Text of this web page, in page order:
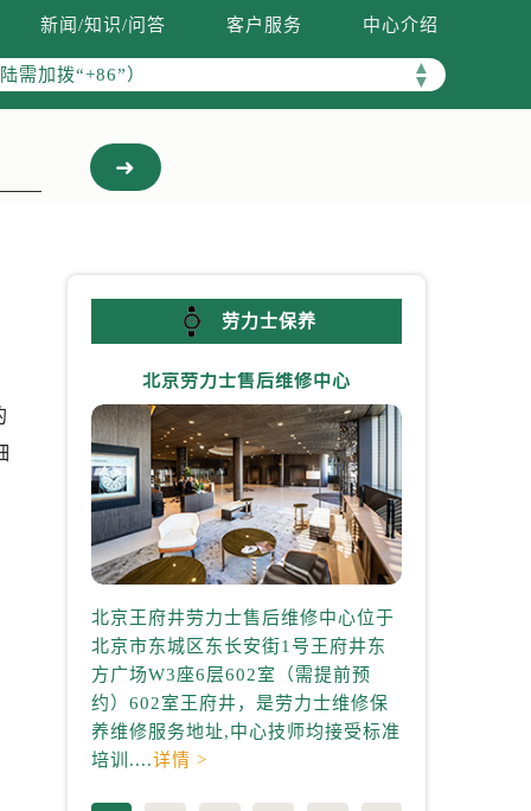
新闻/知识/问答 客户服务 中心介绍
▲
▼
需加拨“+86”）
劳力士保养
北京劳力士售后维修中心
北京王府井劳力士售后维修中心位于
北京市东城区东长安街1号王府井东
方广场W3座6层602室（需提前预
约）602室王府井，是劳力士维修保
养维修服务地址,中心技师均接受标准
培训....详情 >